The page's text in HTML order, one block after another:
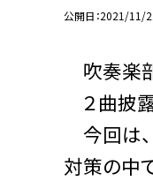
公開日 2021/11/
吹奏楽
２曲披
今回は
対策の中